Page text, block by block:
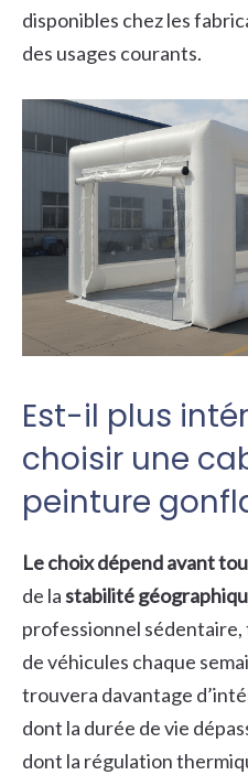
disponibles chez les
des usages courants.
Est-il plus
choisir une
peinture
Le choix dépend avant
de lastabilité
professionnel
de véhicules chaque
trouvera davantage
dont la durée de vie
dont la régulation